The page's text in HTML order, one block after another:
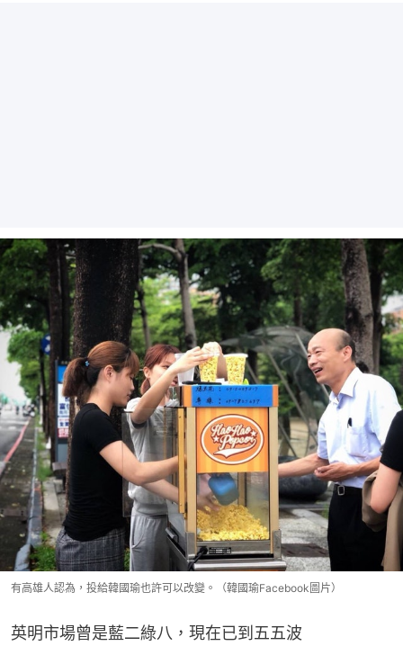
有高雄人認為，投給韓國瑜也許可以改變。（韓國瑜Facebook圖片）
英明市場曾是藍二綠八，現在已到五五波